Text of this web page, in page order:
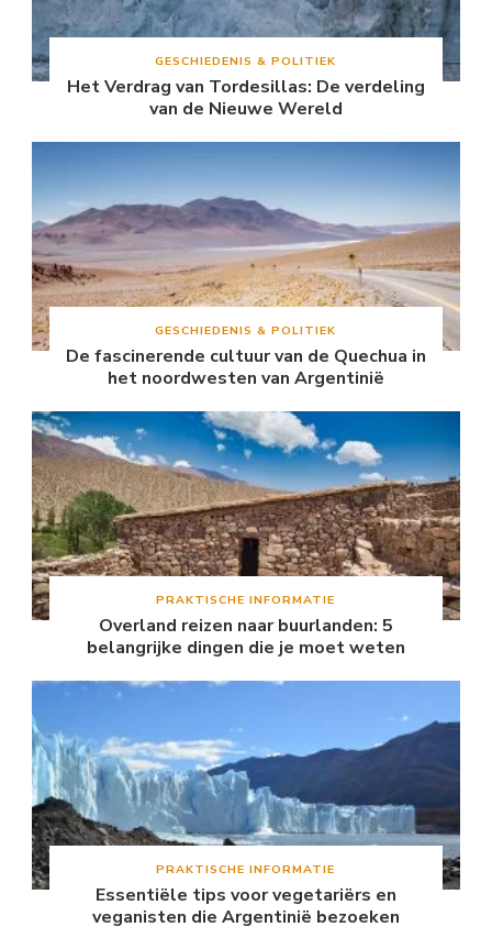
GESCHIEDENIS & POLITIEK
Het Verdrag van Tordesillas: De verdeling
van de Nieuwe Wereld
GESCHIEDENIS & POLITIEK
De fascinerende cultuur van de Quechua in
het noordwesten van Argentinië
PRAKTISCHE INFORMATIE
Overland reizen naar buurlanden: 5
belangrijke dingen die je moet weten
PRAKTISCHE INFORMATIE
Essentiële tips voor vegetariërs en
veganisten die Argentinië bezoeken